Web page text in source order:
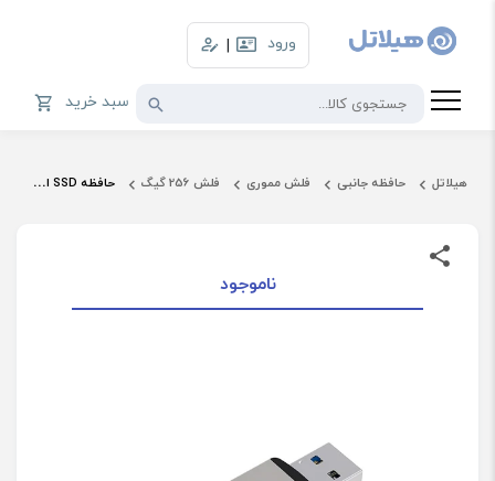
ورود |
سبد خرید
هیلاتل حافظه جانبی فلش مموری فلش 256 گیگ حافظه SSD اکسترنال اچ پی ظرفیت 256 گیگابایت مدل 911Pro
ناموجود